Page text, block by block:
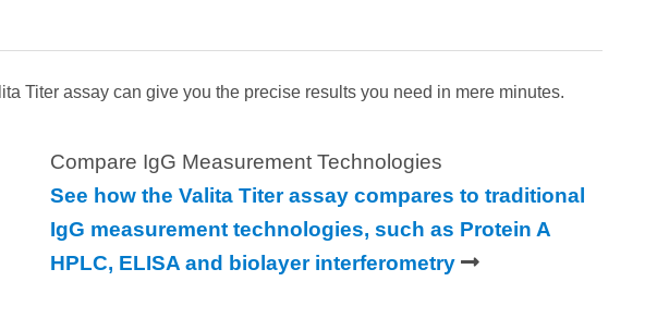
Titer assay can give you the precise results you need in mere minutes.
Compare IgG Measurement Technologies
See how the Valita Titer assay compares to traditional
IgG measurement technologies, such as Protein A
HPLC, ELISA and biolayer interferometry